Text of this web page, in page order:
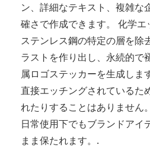
ン、詳細なテキスト、複雑な
確さで作成できます。 化学エ
ステンレス鋼の特定の層を除
ラストを作り出し、永続的で
属ロゴステッカーを生成しま
直接エッチングされているた
れたりすることはありません
日常使用下でもブランドアイ
まま保たれます。.